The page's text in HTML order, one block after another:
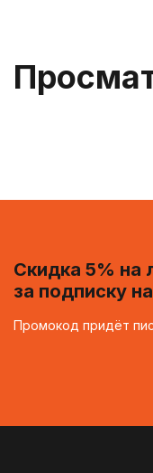
Скидка 5% на
за подписку
Промокод придёт